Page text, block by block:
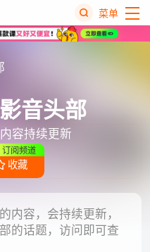
菜单
音头部
容持续更新
收藏
订阅频道
内容，会持续更新，
的话题，访问即可查